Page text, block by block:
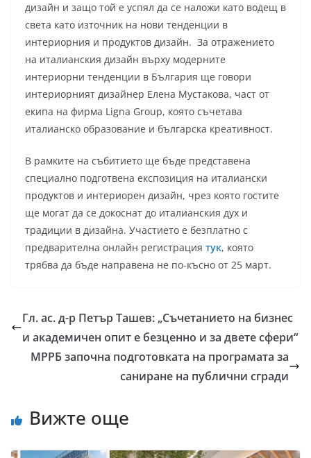
дизайн и защо той е успял да се наложи като водещ в
света като източник на нови тенденции в
интериорния и продуктов дизайн. За отражението
на италианския дизайн върху модерните
интериорни тенденции в България ще говори
интериорният дизайнер Елена Мустакова, част от
екипа на фирма Lignа Group, която съчетава
италианско образование и българска креативност.
В рамките на събитието ще бъде представена
специално подготвена експозиция на италиански
продуктов и интериорен дизайн, чрез която гостите
ще могат да се докоснат до италианския дух и
традиции в дизайна. Участието е безплатно с
предварителна онлайн регистрация тук, която
трябва да бъде направена не по-късно от 25 март.
Гл. ас. д-р Петър Ташев: „Съчетанието на бизнес
и академичен опит е безценно и за двете сфери“
МРРБ започна подготовката на програмата за
саниране на публични сгради
Вижте още